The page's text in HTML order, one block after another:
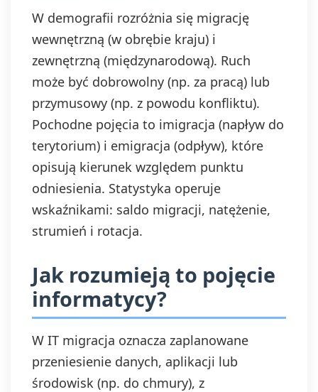
W demografii rozróżnia się migrację
wewnętrzną (w obrębie kraju) i
zewnętrzną (międzynarodową). Ruch
może być dobrowolny (np. za pracą) lub
przymusowy (np. z powodu konfliktu).
Pochodne pojęcia to imigracja (napływ do
terytorium) i emigracja (odpływ), które
opisują kierunek względem punktu
odniesienia. Statystyka operuje
wskaźnikami: saldo migracji, natężenie,
strumień i rotacja.
Jak rozumieją to pojęcie
informatycy?
W IT migracja oznacza zaplanowane
przeniesienie danych, aplikacji lub
środowisk (np. do chmury), z